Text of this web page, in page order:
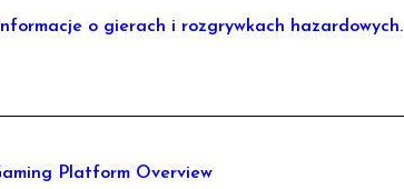
o gierach i rozgrywkach hazardowych.
Platform Overview